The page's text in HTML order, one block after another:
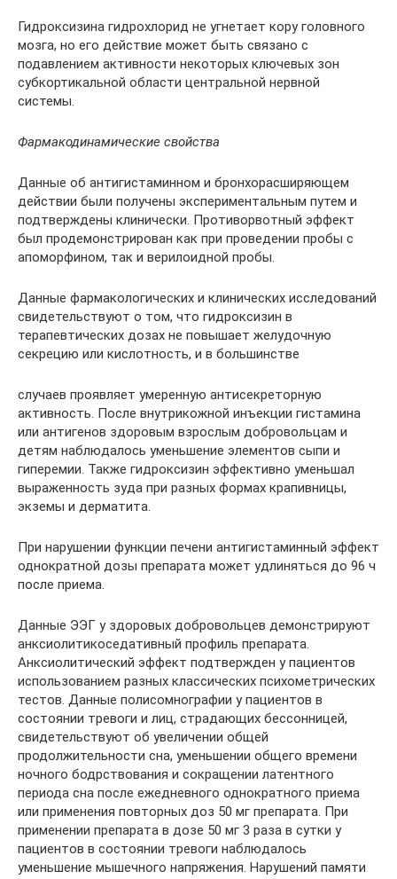
Гидроксизина гидрохлорид не угнетает кору головного
мозга, но его действие может быть связано с
подавлением активности некоторых ключевых зон
субкортикальной области центральной нервной
системы.
Фармакодинамические свойства
Данные об антигистаминном и бронхорасширяющем
действии были получены экспериментальным путем и
подтверждены клинически. Противорвотный эффект
был продемонстрирован как при проведении пробы с
апоморфином, так и верилоидной пробы.
Данные фармакологических и клинических исследований
свидетельствуют о том, что гидроксизин в
терапевтических дозах не повышает желудочную
секрецию или кислотность, и в большинстве
случаев проявляет умеренную антисекреторную
активность. После внутрикожной инъекции гистамина
или антигенов здоровым взрослым добровольцам и
детям наблюдалось уменьшение элементов сыпи и
гиперемии. Также гидроксизин эффективно уменьшал
выраженность зуда при разных формах крапивницы,
экземы и дерматита.
При нарушении функции печени антигистаминный эффект
однократной дозы препарата может удлиняться до 96 ч
после приема.
Данные ЭЭГ у здоровых добровольцев демонстрируют
анксиолитикоседативный профиль препарата.
Анксиолитический эффект подтвержден у пациентов
использованием разных классических психометрических
тестов. Данные полисомнографии у пациентов в
состоянии тревоги и лиц, страдающих бессонницей,
свидетельствуют об увеличении общей
продолжительности сна, уменьшении общего времени
ночного бодрствования и сокращении латентного
периода сна после ежедневного однократного приема
или применения повторных доз 50 мг препарата. При
применении препарата в дозе 50 мг 3 раза в сутки у
пациентов в состоянии тревоги наблюдалось
уменьшение мышечного напряжения. Нарушений памяти